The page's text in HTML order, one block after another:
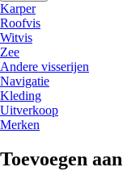
Karper
Roofvis
Witvis
Zee
Andere visserijen
Navigatie
Kleding
Uitverkoop
Merken
Toevoegen